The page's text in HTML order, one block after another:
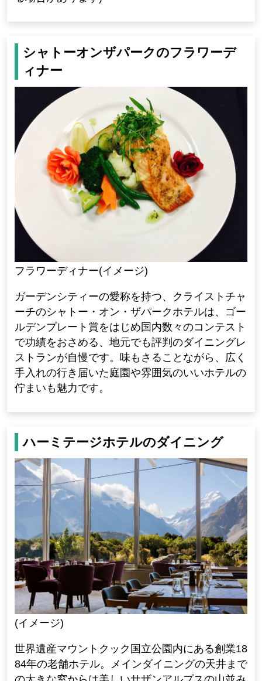
シャトーオンザパークのフラワーデ
ィナー
フラワーディナー(イメージ)
ガーデンシティーの愛称を持つ、クライストチャ
ーチのシャトー・オン・ザパークホテルは、ゴー
ルデンプレート賞をはじめ国内数々のコンテスト
で功績をおさめる、地元でも評判のダイニングレ
ストランが自慢です。味もさることながら、広く
手入れの行き届いた庭園や雰囲気のいいホテルの
佇まいも魅力です。
ハーミテージホテルのダイニング
(イメージ)
世界遺産マウントクック国立公園内にある創業18
84年の老舗ホテル。メインダイニングの天井まで